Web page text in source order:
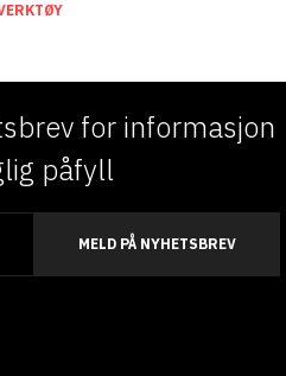
for informasjon
påfyll
MELD PÅ NYHETSBREV